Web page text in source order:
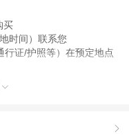
买
时间）联系您
行证/护照等）在预定地点

